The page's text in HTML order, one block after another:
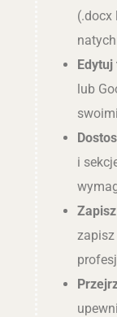
(.docx
Edytuj
lub
i